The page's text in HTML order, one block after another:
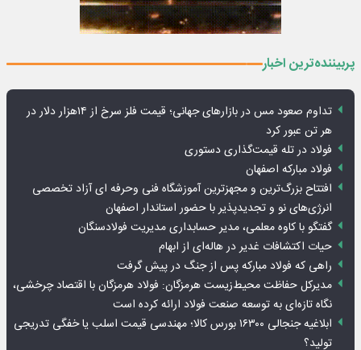
پربیننده‌ترین اخبار
تداوم صعود مس در بازارهای جهانی؛ قیمت فلز سرخ از ۱۴هزار دلار در
هر تن عبور کرد
فولاد در تله قیمت‌گذاری دستوری
فولاد مبارکه اصفهان
افتتاح بزرگ‌ترین و مجهزترین آموزشگاه فنی وحرفه ای آزاد تخصصی
انرژی‌های نو و تجدیدپذیر با حضور استاندار اصفهان
گفتگو با کاوه معلمی، مدیر حسابداری مدیریت فولادسنگان
حیات اکتشافات غدیر در هاله‌ای از ابهام
راهی که فولاد مبارکه پس از جنگ در پیش گرفت
مدیرکل حفاظت محیط‌زیست هرمزگان: فولاد هرمزگان با اقتصاد چرخشی،
نگاه تازه‌ای به توسعه صنعت فولاد ارائه کرده است
ابلاغیه جنجالی ۱۶۳۰۰ بورس کالا؛ مهندسی قیمت اسلب یا خفگی تدریجی
تولید؟